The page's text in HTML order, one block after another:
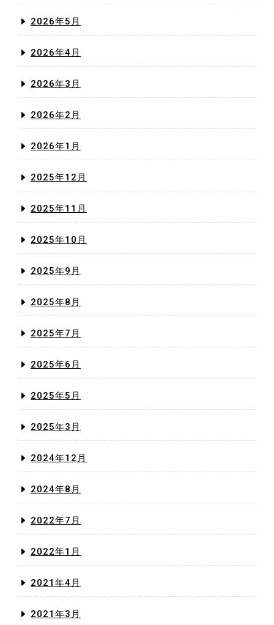
2026年5月
2026年4月
2026年3月
2026年2月
2026年1月
2025年12月
2025年11月
2025年10月
2025年9月
2025年8月
2025年7月
2025年6月
2025年5月
2025年3月
2024年12月
2024年8月
2022年7月
2022年1月
2021年4月
2021年3月